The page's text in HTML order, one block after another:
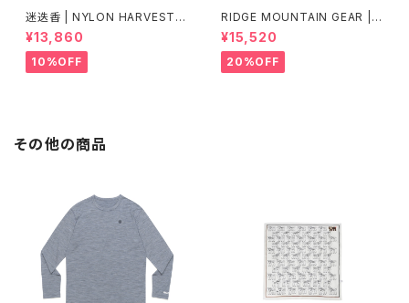
迷迭香 | NYLON HARVEST T
RAINER Ver.2025 Lot.3
¥13,860
10%OFF
RIDGE MOUNTAIN GEAR | B
asic Long Sleeve Shirt "Str
ipe"
¥15,520
20%OFF
その他の商品